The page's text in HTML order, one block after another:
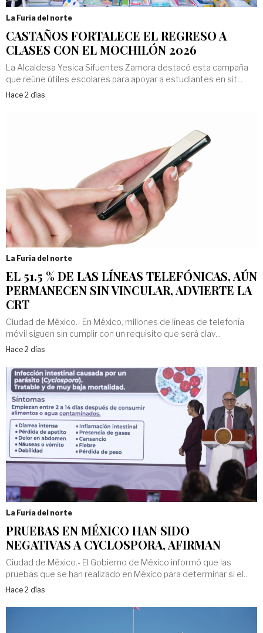
La Furia del norte
CASTAÑOS FORTALECE EL REGRESO A
CLASES CON EL MOCHILÓN 2026
La Alcaldesa Yesica Sifuentes Zamora destacó esta campaña
que reúne útiles escolares para apoyar a estudiantes en sit...
Hace 2 días
La Furia del norte
EL 51.5 % DE LAS LÍNEAS TELEFÓNICAS, AÚN
PERMANECEN SIN VINCULAR, ADVIERTE LA
CRT
Ciudad de México.- En México, millones de líneas de telefonía
móvil siguen sin cumplir con un requisito que será clav...
Hace 2 días
La Furia del norte
PRUEBAS EN MÉXICO HAN SIDO
NEGATIVAS A CYCLOSPORA, AFIRMAN
Ciudad de México.- El Gobierno de México informó que las
pruebas que se han realizado en México para determinar si el...
Hace 2 días